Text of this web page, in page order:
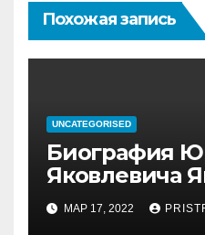
Похожая запись
UNCATEGORISED
Биография
Яковлевича
история его
МАР 17, 2022